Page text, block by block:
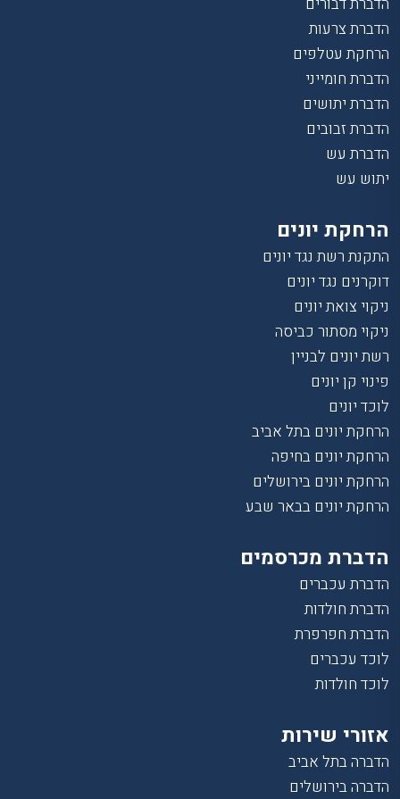
הדברת צרעות
הרחקת עטלפים
הדברת חומייני
הדברת יתושים
הדברת זבובים
הדברת עש
יתוש עש
הרחקת יונים
התקנת רשת נגד יונים
דוקרנים נגד יונים
ניקוי צואת יונים
ניקוי מסתור כביסה
רשת יונים לבניין
פינוי קן יונים
לוכד יונים
הרחקת יונים בתל אביב
הרחקת יונים בחיפה
הרחקת יונים בירושלים
הרחקת יונים בבאר שבע
הדברת מכרסמים
הדברת עכברים
הדברת חולדות
הדברת חפרפרת
לוכד עכברים
לוכד חולדות
אזורי שירות
הדברה בתל אביב
הדברה בירושלים